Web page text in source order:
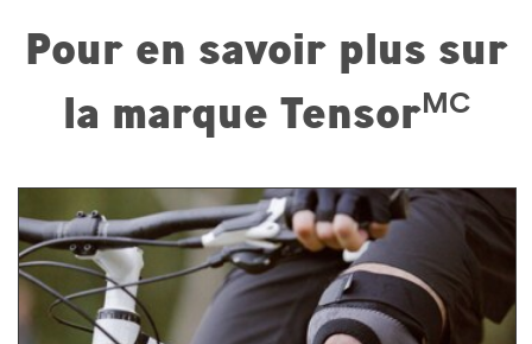
Pour en savoir plus sur
la marque TensorMC